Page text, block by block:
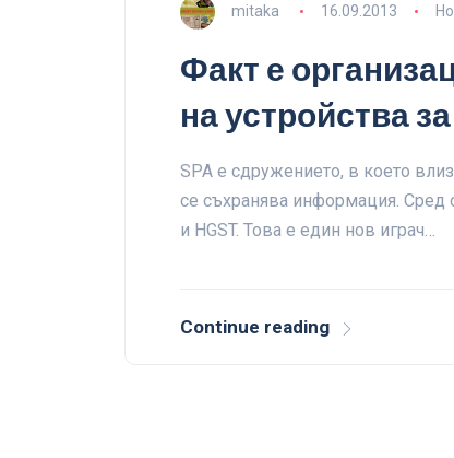
mitaka 16.09.2013
Факт е
на устройства
SPA е сдружението, в което
се съхранява информация. Сред
и HGST. Това е един нов играч…
Continue reading